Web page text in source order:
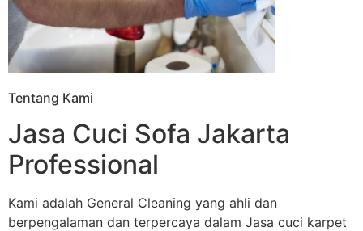
Tentang Kami
Jasa Cuci Sofa Jakarta
Professional
Kami adalah General Cleaning yang ahli dan
berpengalaman dan terpercaya dalam Jasa cuci karpet